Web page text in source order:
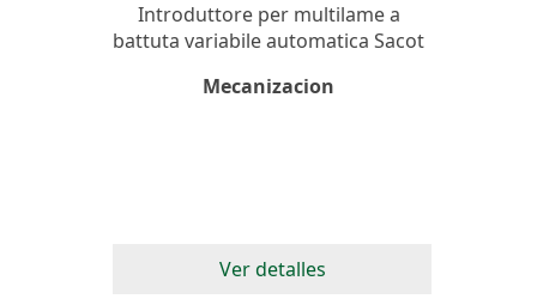
Introduttore per multilame a
battuta variabile automatica Sacot
Mecanizacion
Ver detalles